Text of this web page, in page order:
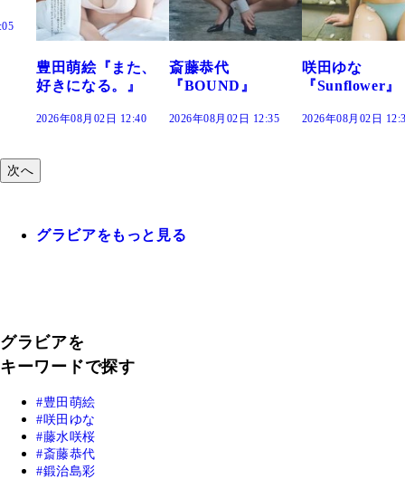
斎藤恭代
『BOUND』
2026年08月02日 12:35
咲田ゆな
『Sunflower』
2026年08月02日 12:30
藤水咲桜『花
だまり』
2026年08月02日
次へ
グラビアをもっと見る
グラビアを
キーワードで探す
豊田萌絵
咲田ゆな
藤水咲桜
斎藤恭代
鍛治島彩